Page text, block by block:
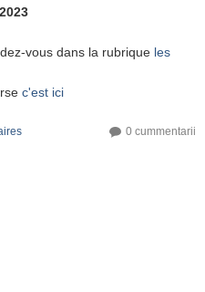
vous dans la rubrique les
c'est ici
0 cummentarii